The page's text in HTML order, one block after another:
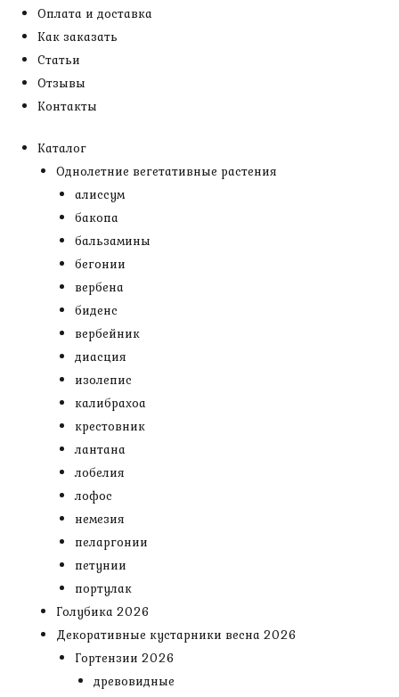
Оплата и доставка
Как заказать
Статьи
Отзывы
Контакты
Каталог
Однолетние вегетативные растения
алиссум
бакопа
бальзамины
бегонии
вербена
биденс
вербейник
диасция
изолепис
калибрахоа
крестовник
лантана
лобелия
лофос
немезия
пеларгонии
петунии
портулак
Голубика 2026
Декоративные кустарники весна 2026
Гортензии 2026
древовидные